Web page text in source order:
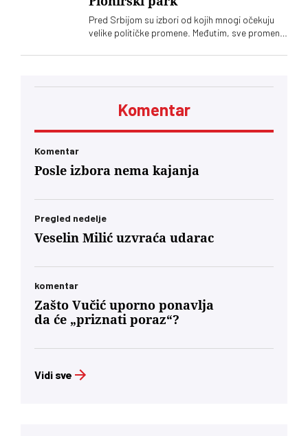
Pred Srbijom su izbori od kojih mnogi očekuju
velike političke promene. Međutim, sve promene
gradskih parkova, a „Ćacilend” još uvek okupira
Komentar
Komentar
Posle izbora nema kajanja
Pregled nedelje
Veselin Milić uzvraća udarac
komentar
Zašto Vučić uporno ponavlja
da će „priznati poraz“?
Vidi sve